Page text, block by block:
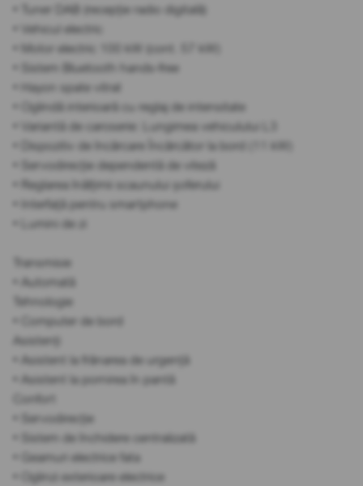
• Tuner DAB (recepție radio digitală)
• Vehicul electric
• Motor electric 100 kW (cont. 57 kW)
• Sistem Bluetooth hands-free
• Hayon spate vitrat
• Oglindă interioară cu reglaj de intensitate
• Variantă de caroserie: Lungimea vehiculului L3
• Dispozitiv de încărcare Încărcător la bord (11 kW)
• Servodirecție dependentă de viteză
• Reglarea înălțimii scaunului șoferului
• Interfață pentru smartphone
• Lumini de zi
Transmisie
• Automată
Tehnologie
• Computer de bord
Asistenți
• Asistent la frânarea de urgență
• Asistent la pornirea în pantă
Confort
• Servodirecție
• Sistem de închidere centralizată
• Geamuri electrice fata
• Oglinzi exterioare electrice